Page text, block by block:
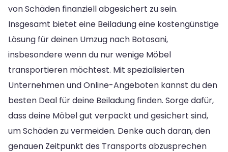
von Schäden finanziell abgesichert zu sein.
Insgesamt bietet eine Beiladung eine kostengünstige
Lösung für deinen Umzug nach Botosani,
insbesondere wenn du nur wenige Möbel
transportieren möchtest. Mit spezialisierten
Unternehmen und Online-Angeboten kannst du den
besten Deal für deine Beiladung finden. Sorge dafür,
dass deine Möbel gut verpackt und gesichert sind,
um Schäden zu vermeiden. Denke auch daran, den
genauen Zeitpunkt des Transports abzusprechen